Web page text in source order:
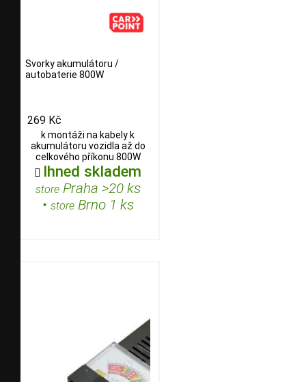
Svorky akumulátoru /
autobaterie 800W
269 Kč
k montáži na kabely k
akumulátoru vozidla až do
celkového příkonu 800W
 Ihned skladem
storePraha >20 ks
• storeBrno 1 ks